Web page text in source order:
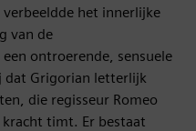
het innerlijke
van de
ontroerende, sensuele
dat Grigorian letterlijk
die regisseur Romeo
kracht timt. Er bestaat